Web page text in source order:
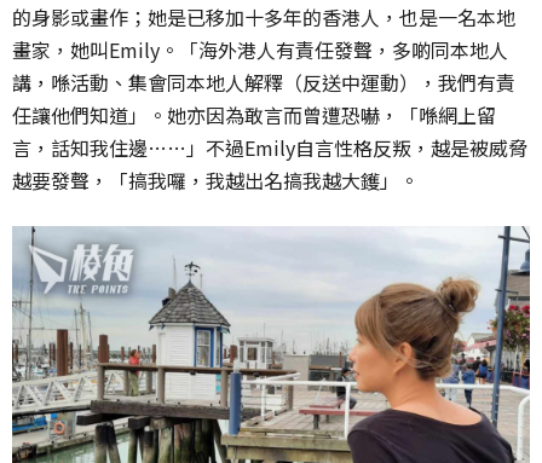
的身影或畫作；她是已移加十多年的香港人，也是一名本地
畫家，她叫Emily。「海外港人有責任發聲，多啲同本地人
講，喺活動、集會同本地人解釋（反送中運動），我們有責
任讓他們知道」。她亦因為敢言而曾遭恐嚇，「喺網上留
言，話知我住邊……」不過Emily自言性格反叛，越是被威脅
越要發聲，「搞我囉，我越出名搞我越大鑊」。